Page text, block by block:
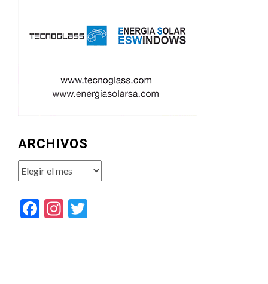
ARCHIVOS
Archivos
Facebook
Instagram